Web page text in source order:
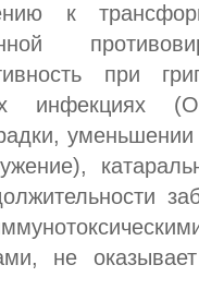
к
при
инфекциях
уменьшении
не